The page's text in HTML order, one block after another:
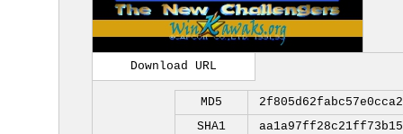
Download URL
MD5
SHA1